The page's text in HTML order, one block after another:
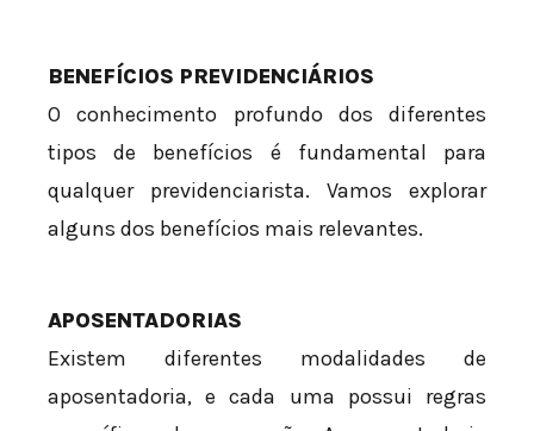
BENEFÍCIOS PREVIDENCIÁRIOS
O conhecimento profundo dos diferentes
tipos de benefícios é fundamental para
qualquer previdenciarista. Vamos explorar
alguns dos benefícios mais relevantes.
APOSENTADORIAS
Existem diferentes modalidades de
aposentadoria, e cada uma possui regras